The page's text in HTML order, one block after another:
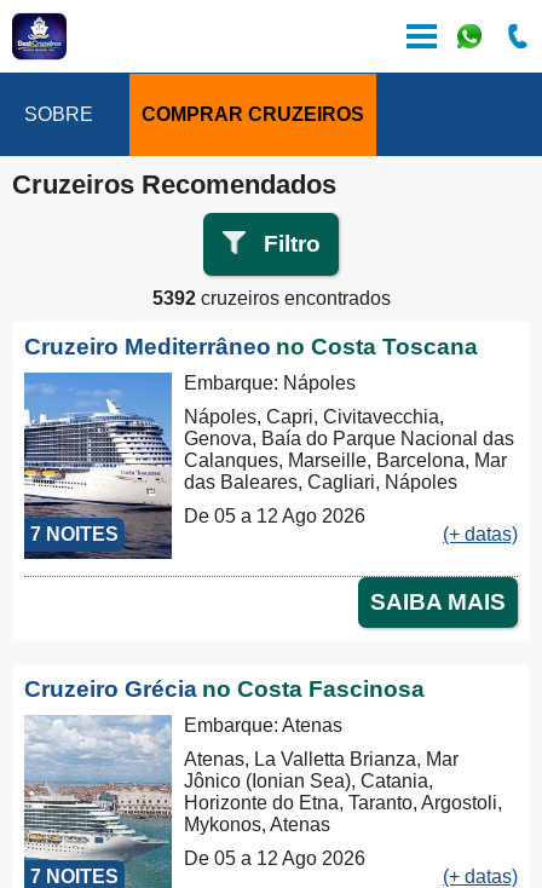
SOBRE COMPRAR CRUZEIROS
Cruzeiros Recomendados
Filtro
5392cruzeiros encontrados
Cruzeiro Mediterrâneo no Costa Toscana
7 NOITES
Embarque: Nápoles
Nápoles, Capri, Civitavecchia,
Genova, Baía do Parque Nacional das
Calanques, Marseille, Barcelona, Mar
das Baleares, Cagliari, Nápoles
De 05 a 12 Ago 2026
(+ datas)
SAIBA MAIS
Cruzeiro Grécia no Costa Fascinosa
7 NOITES
Embarque: Atenas
Atenas, La Valletta Brianza, Mar
Jônico (Ionian Sea), Catania,
Horizonte do Etna, Taranto, Argostoli,
Mykonos, Atenas
De 05 a 12 Ago 2026
(+ datas)